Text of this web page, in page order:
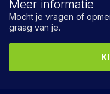
Meer informatie
Mocht je vragen of
graag van je.